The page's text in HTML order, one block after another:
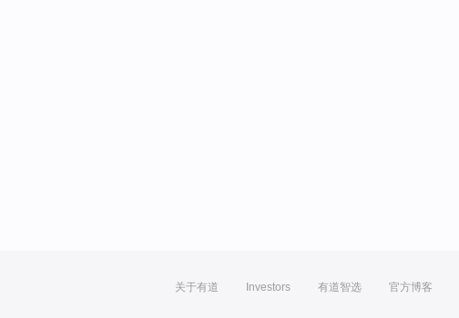
关于有道 Investors 有道智选 官方博客